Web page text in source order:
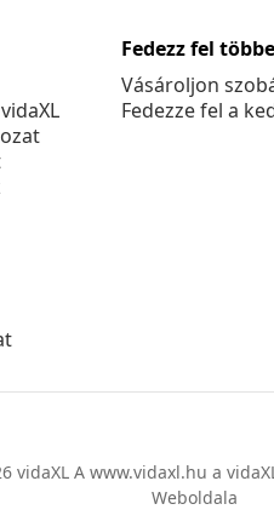
Fedezz fel
Vásároljon
Fedezze fel a
vidaXL A www.vidaxl.hu a
Weboldala